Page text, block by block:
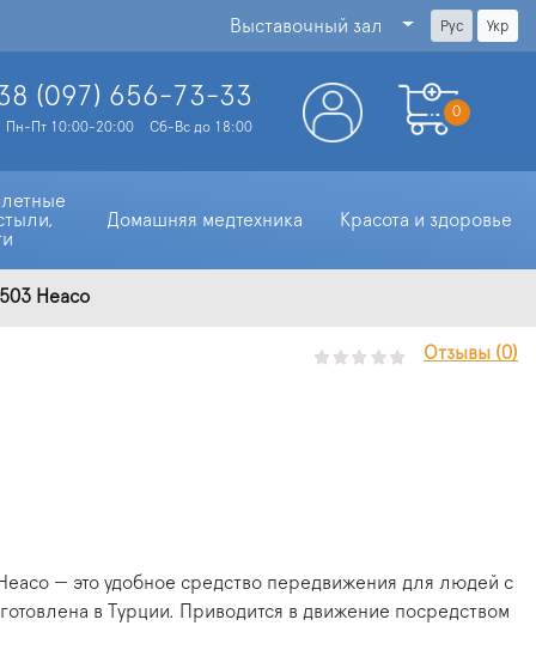
Выставочный зал Рус Укр
(097) 656-73-33
Пн-Пт 10:00-20:00 Сб-Вс до 18:00
0
Домашняя медтехника Красота и здоровье
Heaco
Отзывы (0)
— это удобное средство передвижения для людей с
в Турции. Приводится в движение посредством